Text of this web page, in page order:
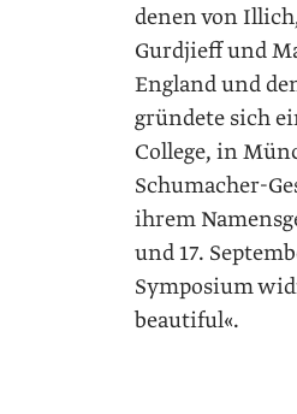
denen von
Gurdjieff und
England und
gründete sich
College, in
Schumacher-
ihrem
und 17.
Symposium
beautiful«.